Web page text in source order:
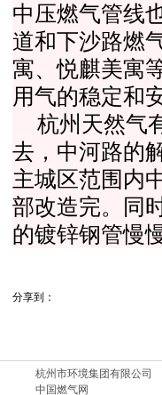
中压燃气管线
道和下沙路燃
寓、悦麒美寓
用气的稳定和
杭州天然气
去，中河路的
主城区范围内
部改造完。同
的镀锌钢管慢
分享到：
杭州市环境集团有限公司
中国燃气网